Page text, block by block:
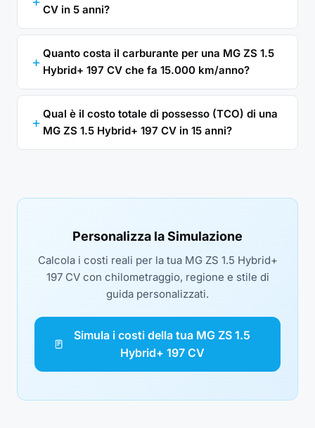
CV in 5 anni?
Quanto costa il carburante per una MG ZS 1.5
Hybrid+ 197 CV che fa 15.000 km/anno?
Qual è il costo totale di possesso (TCO) di una
MG ZS 1.5 Hybrid+ 197 CV in 15 anni?
Personalizza la Simulazione
Calcola i costi reali per la tua MG ZS 1.5 Hybrid+
197 CV con chilometraggio, regione e stile di
guida personalizzati.
Simula i costi della tua MG ZS 1.5
Hybrid+ 197 CV